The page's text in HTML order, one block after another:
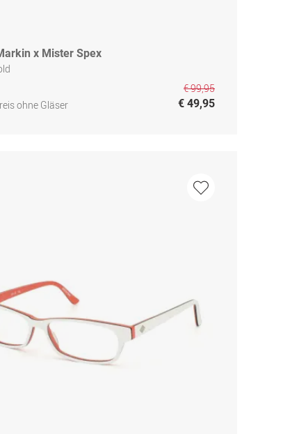
x Mister Spex
ohne Gläser
€ 99,95
€ 49,95